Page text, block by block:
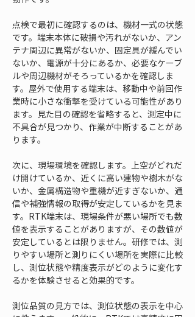
点検で最初に確認するのは、機材一式の状態
です。端末本体に破損や汚れがないか、アン
テナ周辺に異常がないか、固定具が緩んでい
ないか、電源が十分にあるか、必要なケーブ
ルや周辺機材がそろっているかを確認しま
す。屋外で使用する端末は、移動中や前回作
業時に小さな衝撃を受けている可能性があり
ます。見た目の確認を省略すると、測定中に
不具合が見つかり、作業が中断することがあ
ります。
次に、現場環境を確認します。上空がどれだ
け開けているか、近くに高い建物や樹木がな
いか、金属構造物や重機が近すぎないか、通
信や補強情報の取得が安定しているかを見ま
す。RTK端末は、現場条件が悪い場所でも数
値を表示することがありますが、その数値が
安定しているとは限りません。研修では、測
りやすい場所と測りにくい場所を実際に比較
し、測位状態や精度表示がどのように変化す
るかを体験させると効果的です。
測位品質の見方では、測位状態の表示を中心